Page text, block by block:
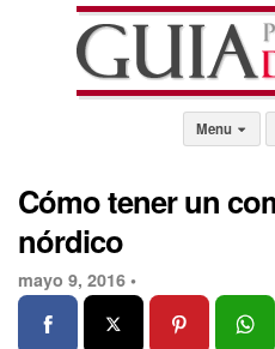
Menu
Cómo tener un
nórdico
mayo 9, 2016 •